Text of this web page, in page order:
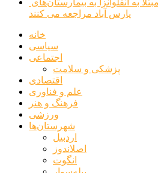
پارس آباد مراجعه می کنند
خانه
سیاسی
اجتماعی
پزشکی و سلامت
اقتصادی
علم و فناوری
فرهنگ و هنر
ورزشی
شهرستان‌ها
اردبیل
اصلاندوز
انگوت